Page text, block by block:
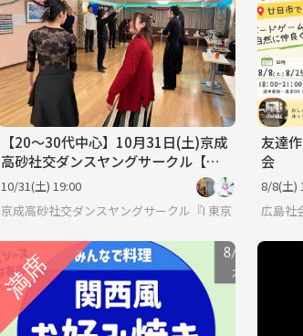
【20〜30代中心】10月31日(土)京成
高砂社交ダンスヤングサークル【初
心者🔰歓迎】
10/31(土) 19:00
京成高砂社交ダンスヤングサークル『HSDC』🔰
東京
友達
会
8/8(土)
広島社